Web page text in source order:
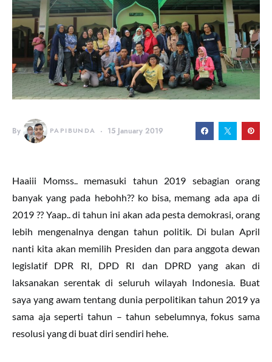
By PAPIBUNDA 15 January 2019
Haaiii Momss.. memasuki tahun 2019 sebagian orang
banyak yang pada hebohh?? ko bisa, memang ada apa di
2019 ?? Yaap.. di tahun ini akan ada pesta demokrasi, orang
lebih mengenalnya dengan tahun politik. Di bulan April
nanti kita akan memilih Presiden dan para anggota dewan
legislatif DPR RI, DPD RI dan DPRD yang akan di
laksanakan serentak di seluruh wilayah Indonesia. Buat
saya yang awam tentang dunia perpolitikan tahun 2019 ya
sama aja seperti tahun – tahun sebelumnya, fokus sama
resolusi yang di buat diri sendiri hehe.